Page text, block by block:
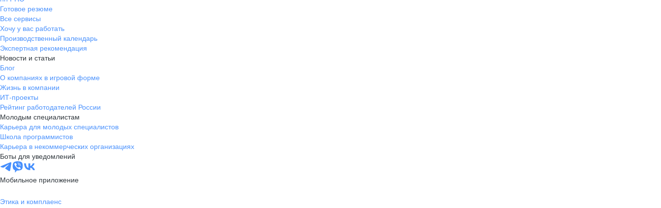
Готовое резюме
Все сервисы
Хочу у вас работать
Производственный календарь
Экспертная рекомендация
Новости и статьи
Блог
О компаниях в игровой форме
Жизнь в компании
ИТ-проекты
Рейтинг работодателей России
Молодым специалистам
Карьера для молодых специалистов
Школа программистов
Карьера в некоммерческих организациях
Боты для уведомлений
Мобильное приложение
Этика и комплаенс